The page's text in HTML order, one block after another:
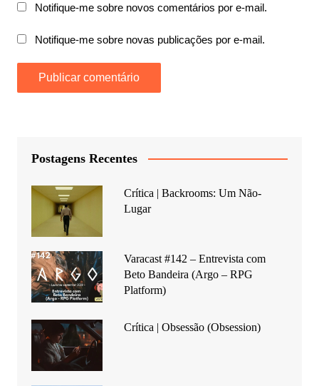
Notifique-me sobre novos comentários por e-mail.
Notifique-me sobre novas publicações por e-mail.
Postagens Recentes
Crítica | Backrooms: Um Não-
Lugar
Varacast #142 – Entrevista com
Beto Bandeira (Argo – RPG
Platform)
Crítica | Obsessão (Obsession)